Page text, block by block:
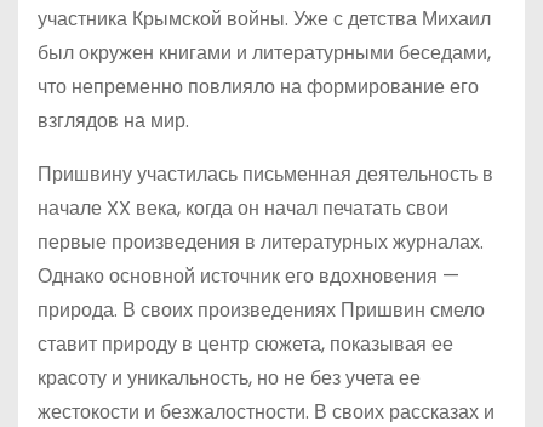
участника Крымской войны. Уже с детства Михаил
был окружен книгами и литературными беседами,
что непременно повлияло на формирование его
взглядов на мир.
Пришвину участилась письменная деятельность в
начале XX века, когда он начал печатать свои
первые произведения в литературных журналах.
Однако основной источник его вдохновения —
природа. В своих произведениях Пришвин смело
ставит природу в центр сюжета, показывая ее
красоту и уникальность, но не без учета ее
жестокости и безжалостности. В своих рассказах и